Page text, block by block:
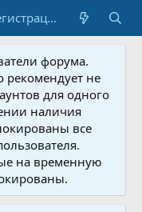
Регистрация
форума.
рекомендует не
для одного
наличия
все
на временную